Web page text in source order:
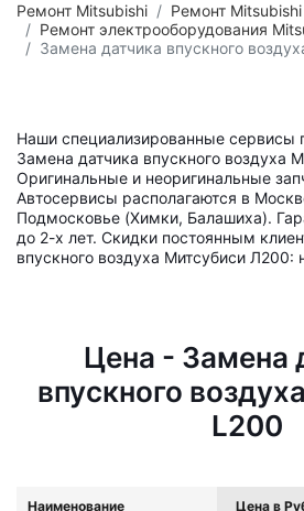
Ремонт Mitsubishi
Ремонт
Ремонт электрооборудования
Замена датчика впускного
Наши специализированные сервисы
Замена датчика впускного воздуха
Оригинальные и неоригинальные
Автосервисы располагаются в
Подмосковье (Химки, Балашиха).
до 2-х лет. Скидки постоянным
впускного воздуха Митсубиси Л200:
Цена - Замена
впускного
L200
Наименование Цена в